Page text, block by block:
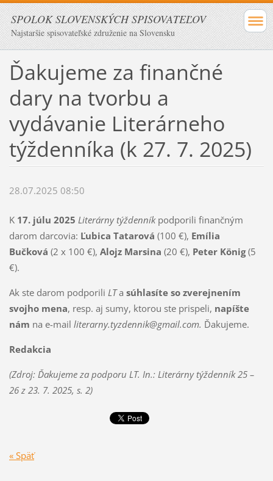
SPOLOK SLOVENSKÝCH SPISOVATEĽOV
Najstaršie spisovateľské združenie na Slovensku
Ďakujeme za finančné
dary na tvorbu a
vydávanie Literárneho
týždenníka (k 27. 7. 2025)
28.07.2025 08:50
K 17. júlu 2025 Literárny týždenníkpodporili finančným
darom darcovia: Ľubica Tatarová (100 €), Emília
Bučková (2 x 100 €), Alojz Marsina (20 €), Peter König(5
€).
Ak ste darom podporili LTa súhlasíte so zverejnením
svojho mena, resp. aj sumy, ktorou ste prispeli, napíšte
nám na e-mail literarny.tyzdennik@gmail.com. Ďakujeme.
Redakcia
(Zdroj: Ďakujeme za podporu LT. In.: Literárny týždenník 25 –
26 z 23. 7. 2025, s. 2)
« Späť